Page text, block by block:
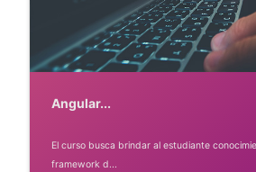
Angular...
El curso busca brindar al estudiante
framework d...